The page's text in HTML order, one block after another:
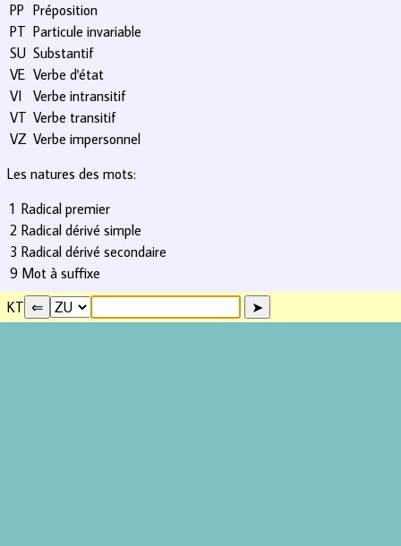
PP Préposition
PT Particule invariable
SU Substantif
VE Verbe d'état
VI
Verbe intransitif
VT Verbe transitif
VZ Verbe impersonnel
Les natures des mots:
1 Radical premier
2 Radical dérivé simple
3 Radical dérivé secondaire
9 Mot à suffixe
KT